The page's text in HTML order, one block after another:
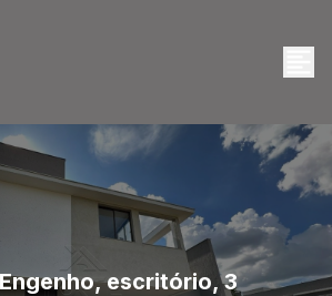
escritório, 3